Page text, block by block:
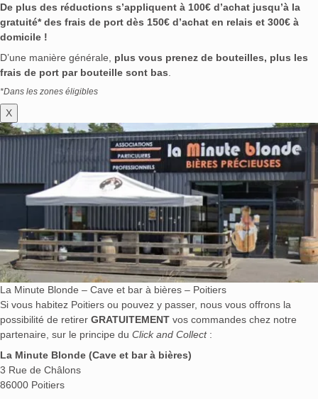
De plus des réductions s’appliquent à 100€ d’achat jusqu’à la
gratuité* des frais de port dès 150€ d’achat en relais et 300€ à
domicile !
D’une manière générale, plus vous prenez de bouteilles, plus les
frais de port par bouteille sont bas.
*Dans les zones éligibles
X
La Minute Blonde – Cave et bar à bières – Poitiers
Si vous habitez Poitiers ou pouvez y passer, nous vous offrons la
possibilité de retirer GRATUITEMENT vos commandes chez notre
partenaire, sur le principe du Click and Collect:
La Minute Blonde (Cave et bar à bières)
3 Rue de Châlons
86000 Poitiers